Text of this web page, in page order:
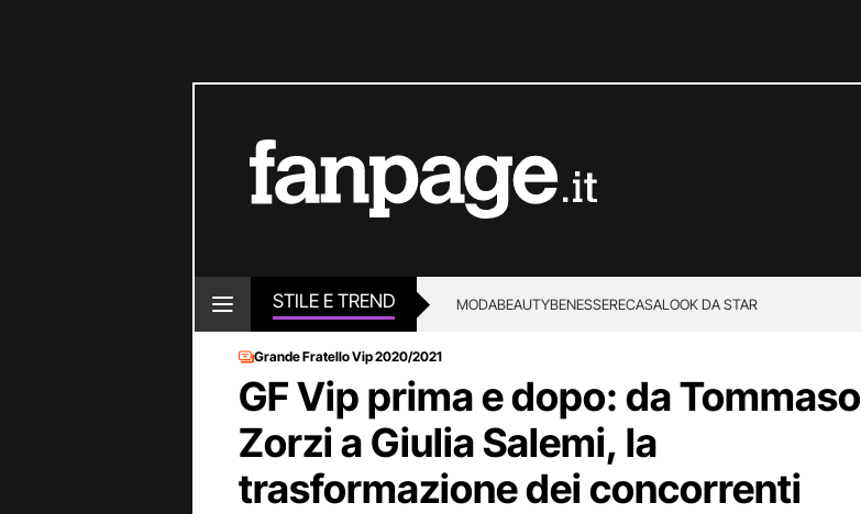
STILE E TREND MODABEAUTYBENESSERECASALOOK DA STAR
Grande Fratello Vip 2020/2021
GF Vip prima e dopo: da Tommaso
Zorzi a Giulia Salemi, la
trasformazione dei concorrenti